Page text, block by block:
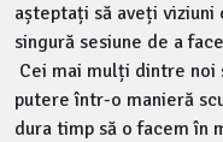
așteptați să aveți
singură sesiune de a
Cei mai mulți dintre noi
putere într-o manieră
dura timp să o facem